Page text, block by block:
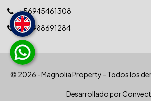
+56945461308
+56988691284
© 2026 - Magnolia Property - Todos los
Desarrollado por